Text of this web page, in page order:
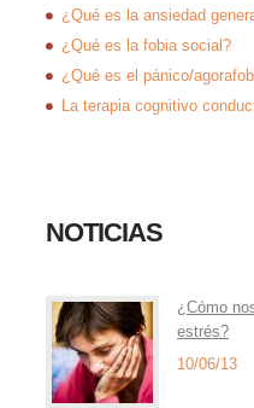
¿Qué es la ansiedad
¿Qué es la fobia social?
¿Qué es el pánico/
La terapia cognitivo
NOTICIAS
¿Cómo
estrés?
10/06/13